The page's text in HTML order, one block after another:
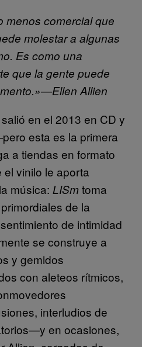
menos comercial que
molestar a algunas
Es como una
que la gente puede
Allien
salió en el 2013 en CD y
esta es la primera
a tiendas en formato
vinilo le aporta
música: LISmtoma
de la
de intimidad
se construye a
y gemidos
con aleteos rítmicos,
interludios de
en ocasiones,